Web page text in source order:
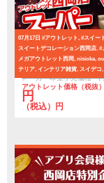
07月17日 #アウトレット, #スイー
スイートデコレーション西岡店, #
メガアウトレット西岡, nisioka,
テリア, インテリア雑貨, スイデコ
スーパーアウトレッ
メーカー希望小売価格
アウトレット価格（税抜）
円
（税込）円